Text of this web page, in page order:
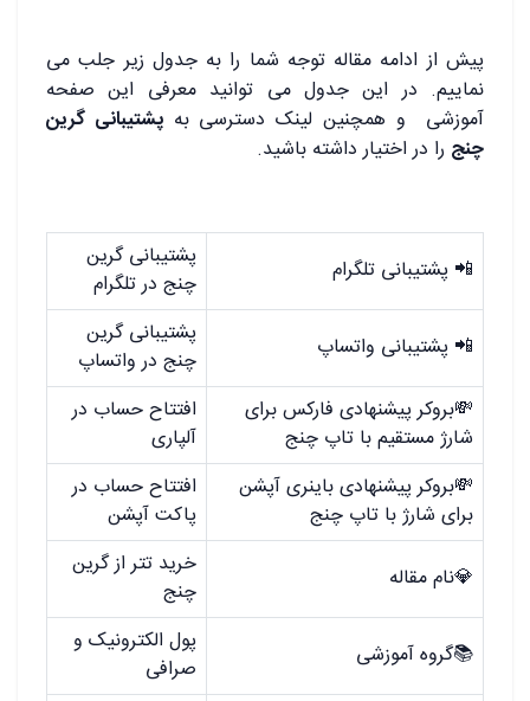
پیش از ادامه مقاله توجه شما را به جدول زیر جلب می
نماییم. در این جدول می توانید معرفی این صفحه
آموزشی و همچنین لینک دسترسی بهپشتیبانی گرین
چنج را در اختیار داشته باشید.
📲 پشتیبانی تلگرام
پشتیبانی گرین
چنج در تلگرام
📲 پشتیبانی واتساپ
پشتیبانی گرین
چنج در واتساپ
💸بروکر پیشنهادی فارکس برای
شارژ مستقیم با تاپ چنج
افتتاح حساب در
آلپاری
💸بروکر پیشنهادی باینری آپشن
برای شارژ با تاپ چنج
افتتاح حساب در
پاکت آپشن
💎نام مقاله
خرید تتر از گرین
چنج
📚گروه آموزشی
پول الکترونیک و
صرافی